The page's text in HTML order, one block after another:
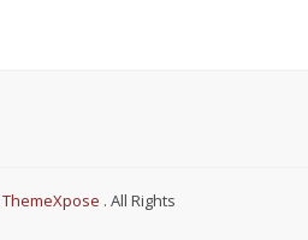
ThemeXpose . All Rights